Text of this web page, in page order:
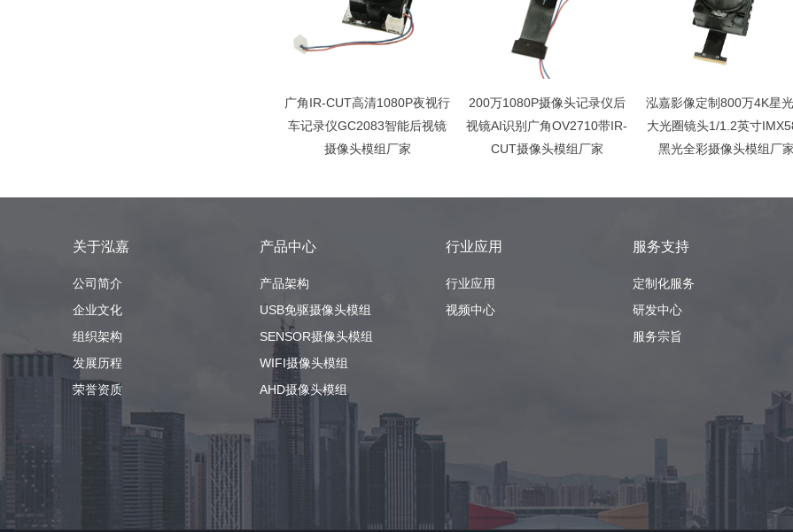
广角IR-CUT高清1080P夜视行
车记录仪GC2083智能后视镜
摄像头模组厂家
200万1080P摄像头记录仪后
视镜AI识别广角OV2710带IR-
CUT摄像头模组厂家
泓嘉影像定制800万4K星
大光圈镜头1/1.2英寸
黑光全彩摄像头模组厂家
关于泓嘉
公司简介
企业文化
组织架构
发展历程
荣誉资质
产品中心
产品架构
USB免驱摄像头模组
SENSOR摄像头模组
WIFI摄像头模组
AHD摄像头模组
行业应用
行业应用
视频中心
服务支持
定制化服务
研发中心
服务宗旨